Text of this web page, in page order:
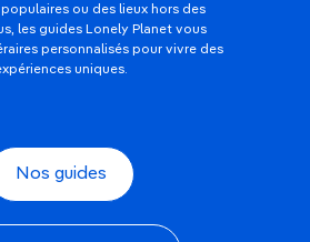
ou des lieux hors des
les guides Lonely Planet vous
personnalisés pour vivre des
uniques.
Nos guides